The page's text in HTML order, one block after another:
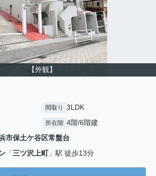
【外観】
間取り 3LDK
所在階 4階/6階建
市保土ケ谷区常盤台
「三ツ沢上町」駅 徒歩13分